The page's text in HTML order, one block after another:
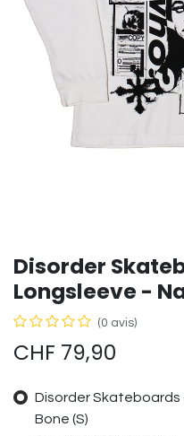
Disorder
Longsleeve -
(0 avis)
CHF 79,90
Disorder Skateboards
Bone (S)